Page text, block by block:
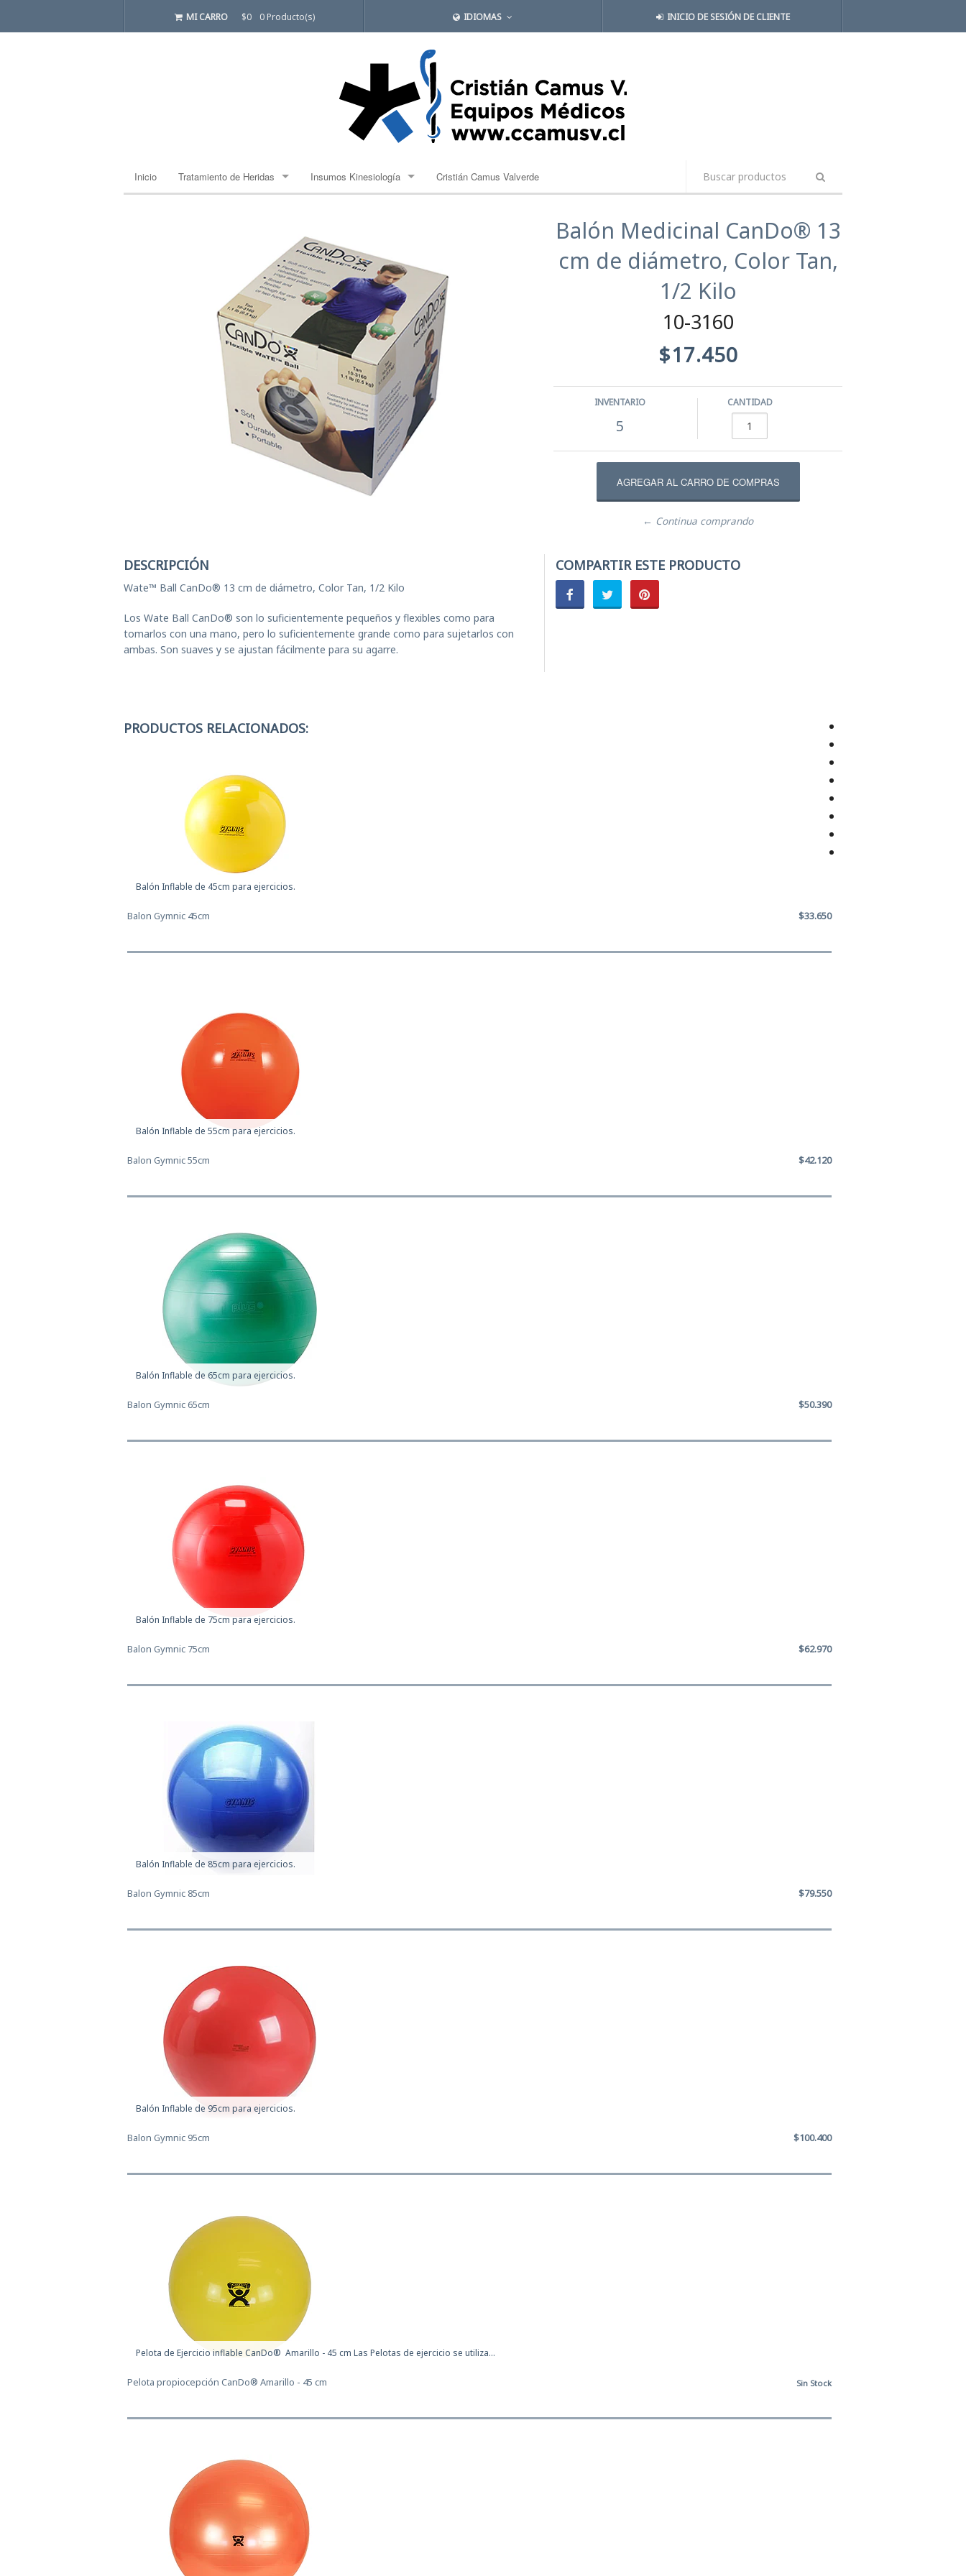
MI CARRO $0 0 Producto(s) IDIOMAS INICIO DE SESIÓN DE CLIENTE
Inicio Tratamiento de Heridas Insumos Kinesiología
Bandas Elásticas
Cables
Compresas Frias y Caliente
Ejercicios de mano
Electrodos
Gel
TENS
Vestibular | Equilibrio
Cristián Camus Valverde
Balón Medicinal CanDo® 13
cm de diámetro, Color Tan,
1/2 Kilo
10-3160
$17.450
INVENTARIO
5
CANTIDAD
← Continua comprando
DESCRIPCIÓN
Wate™ Ball CanDo® 13 cm de diámetro, Color Tan, 1/2 Kilo
Los Wate Ball CanDo® son lo suficientemente pequeños y flexibles como para
tomarlos con una mano, pero lo suficientemente grande como para sujetarlos con
ambas. Son suaves y se ajustan fácilmente para su agarre.
COMPARTIR ESTE PRODUCTO
PRODUCTOS RELACIONADOS:
Balón Inflable de 45cm para ejercicios.
Balon Gymnic 45cm $33.650
Balón Inflable de 55cm para ejercicios.
Balon Gymnic 55cm $42.120
Balón Inflable de 65cm para ejercicios.
Balon Gymnic 65cm $50.390
Balón Inflable de 75cm para ejercicios.
Balon Gymnic 75cm $62.970
Balón Inflable de 85cm para ejercicios.
Balon Gymnic 85cm $79.550
Balón Inflable de 95cm para ejercicios.
Balon Gymnic 95cm $100.400
Pelota de Ejercicio inflable CanDo® Amarillo - 45 cm Las Pelotas de ejercicio se utiliza...
Pelota propiocepción CanDo® Amarillo - 45 cm Sin Stock